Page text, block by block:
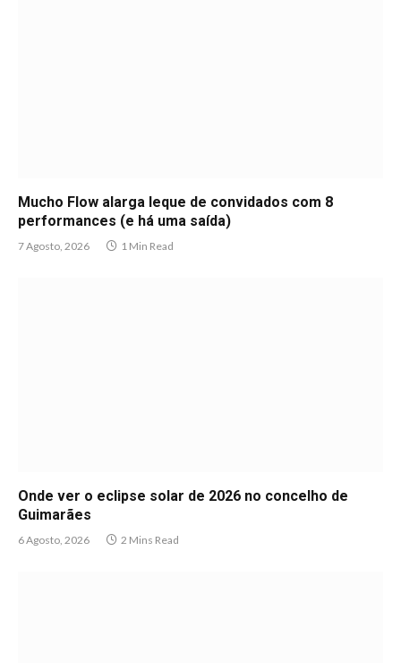
Mucho Flow alarga leque de convidados com 8
performances (e há uma saída)
7 Agosto, 2026 1 Min Read
Onde ver o eclipse solar de 2026 no concelho de
Guimarães
6 Agosto, 2026 2 Mins Read